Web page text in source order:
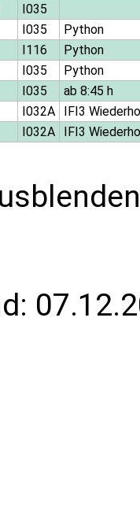
I035
I035
Python
I116
Python
I035
Python
I035
ab 8:45 h
I032A
IFI3
I032A IFI3